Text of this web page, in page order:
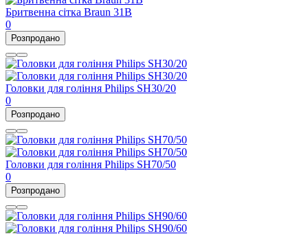
Бритвенна сітка Braun 31B
0
Розпродано
Головки для гоління Philips SH30/20
0
Розпродано
Головки для гоління Philips SH70/50
0
Розпродано